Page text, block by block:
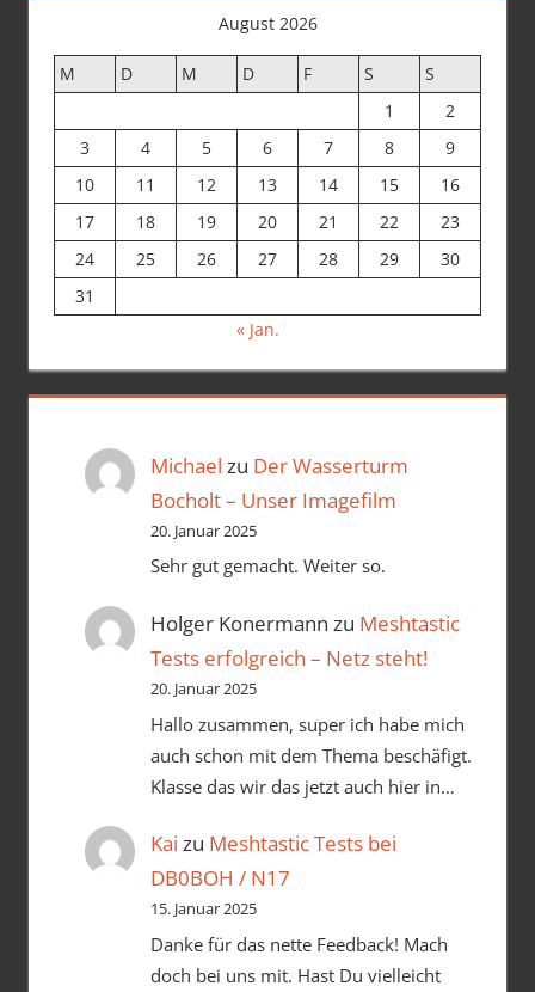
August 2026
M D M D F S
S
1
2
3
4 5 6 7 8
9
10
11 12 13 14 15
16
17
18 19 20 21 22
23
24
25 26 27 28 29
30
31
« Jan.
Michael zu Der Wasserturm
Bocholt – Unser Imagefilm
20. Januar 2025
Sehr gut gemacht. Weiter so.
Holger Konermann zu Meshtastic
Tests erfolgreich – Netz steht!
20. Januar 2025
Hallo zusammen, super ich habe mich
auch schon mit dem Thema beschäfigt.
Klasse das wir das jetzt auch hier in…
Kai zu Meshtastic Tests bei
DB0BOH / N17
15. Januar 2025
Danke für das nette Feedback! Mach
doch bei uns mit. Hast Du vielleicht